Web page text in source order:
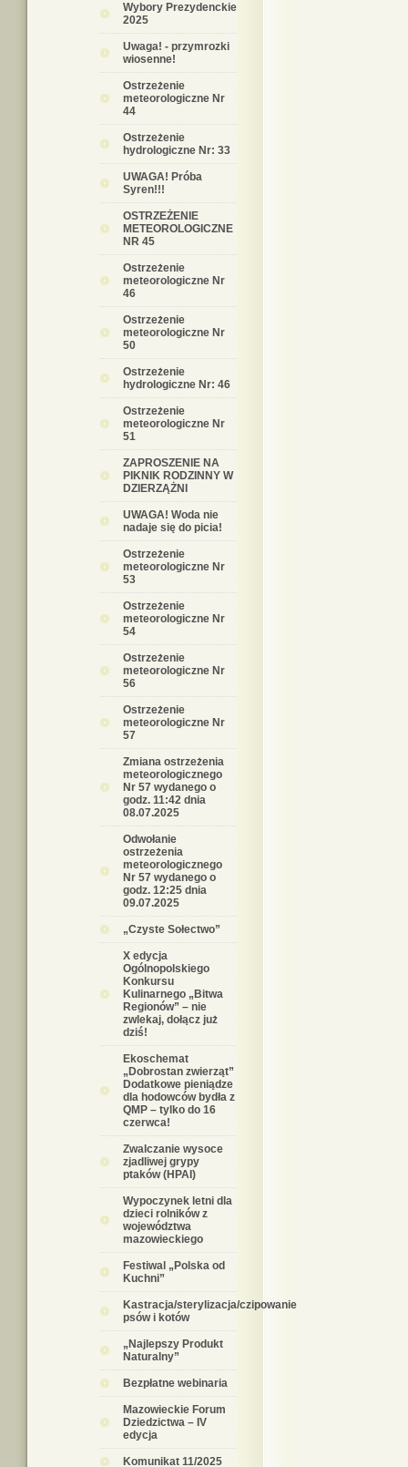
Wybory Prezydenckie
2025
Uwaga! - przymrozki
wiosenne!
Ostrzeżenie
meteorologiczne Nr
44
Ostrzeżenie
hydrologiczne Nr: 33
UWAGA! Próba
Syren!!!
OSTRZEŻENIE
METEOROLOGICZNE
NR 45
Ostrzeżenie
meteorologiczne Nr
46
Ostrzeżenie
meteorologiczne Nr
50
Ostrzeżenie
hydrologiczne Nr: 46
Ostrzeżenie
meteorologiczne Nr
51
ZAPROSZENIE NA
PIKNIK RODZINNY W
DZIERZĄŻNI
UWAGA! Woda nie
nadaje się do picia!
Ostrzeżenie
meteorologiczne Nr
53
Ostrzeżenie
meteorologiczne Nr
54
Ostrzeżenie
meteorologiczne Nr
56
Ostrzeżenie
meteorologiczne Nr
57
Zmiana ostrzeżenia
meteorologicznego
Nr 57 wydanego o
godz. 11:42 dnia
08.07.2025
Odwołanie
ostrzeżenia
meteorologicznego
Nr 57 wydanego o
godz. 12:25 dnia
09.07.2025
„Czyste Sołectwo”
X edycja
Ogólnopolskiego
Konkursu
Kulinarnego „Bitwa
Regionów” – nie
zwlekaj, dołącz już
dziś!
Ekoschemat
„Dobrostan zwierząt”
Dodatkowe pieniądze
dla hodowców bydła z
QMP – tylko do 16
czerwca!
Zwalczanie wysoce
zjadliwej grypy
ptaków (HPAI)
Wypoczynek letni dla
dzieci rolników z
województwa
mazowieckiego
Festiwal „Polska od
Kuchni”
Kastracja/sterylizacja/czipowanie
psów i kotów
„Najlepszy Produkt
Naturalny”
Bezpłatne webinaria
Mazowieckie Forum
Dziedzictwa – IV
edycja
Komunikat 11/2025